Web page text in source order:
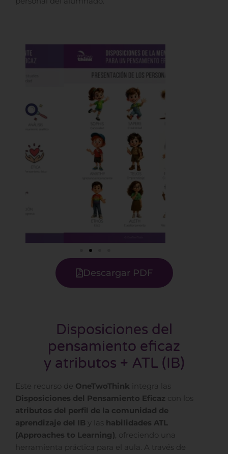
Descargar PDF
Disposiciones del
pensamiento eficaz
y atributos + ATL (IB)
Este recurso de OneTwoThink integra las
Disposiciones del Pensamiento Eficaz con los
atributos del perfil de la comunidad de
aprendizaje del IB y las habilidades ATL
(Approaches to Learning), ofreciendo una
herramienta práctica para el aula. A través de